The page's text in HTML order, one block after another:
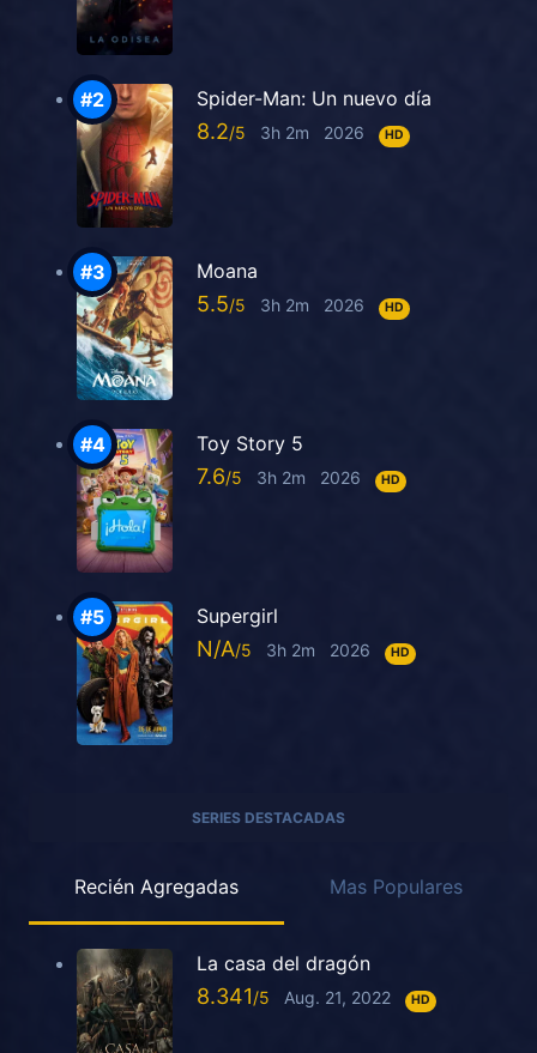
Spider-Man: Un nuevo día
8.2 3h 2m 2026 HD
Moana
5.5 3h 2m 2026 HD
Toy Story 5
7.6 3h 2m 2026 HD
Supergirl
N/A 3h 2m 2026 HD
SERIES DESTACADAS
Recién Agregadas Mas Populares
La casa del dragón
8.341 Aug. 21, 2022 HD